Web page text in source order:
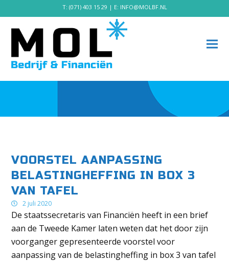
T: (071) 403 15 29 | E: INFO@MOLBF.NL
VOORSTEL AANPASSING
BELASTINGHEFFING IN BOX 3
VAN TAFEL
2 juli 2020
De staatssecretaris van Financiën heeft in een brief
aan de Tweede Kamer laten weten dat het door zijn
voorganger gepresenteerde voorstel voor
aanpassing van de belastingheffing in box 3 van tafel